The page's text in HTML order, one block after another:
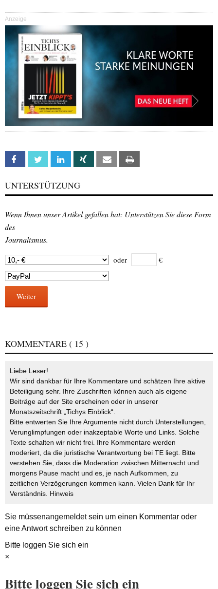
Anzeige
Facebook Twitter Linkedin Xing Email
UNTERSTÜTZUNG
Wenn Ihnen unser Artikel gefallen hat: Unterstützen Sie diese Form
des
Journalismus.
oder €
Weiter
KOMMENTARE ( 15 )
Liebe Leser!
Wir sind dankbar für Ihre Kommentare und schätzen Ihre aktive
Beteiligung sehr. Ihre Zuschriften können auch als eigene
Beiträge auf der Site erscheinen oder in unserer
Monatszeitschrift „Tichys Einblick“.
Bitte entwerten Sie Ihre Argumente nicht durch Unterstellungen,
Verunglimpfungen oder inakzeptable Worte und Links. Solche
Texte schalten wir nicht frei. Ihre Kommentare werden
moderiert, da die juristische Verantwortung bei TE liegt. Bitte
verstehen Sie, dass die Moderation zwischen Mitternacht und
morgens Pause macht und es, je nach Aufkommen, zu
zeitlichen Verzögerungen kommen kann. Vielen Dank für Ihr
Verständnis. Hinweis
Sie müssenangemeldetsein um einen Kommentar oder
eine Antwort schreiben zu können
Bitte loggen Sie sich ein
×
Bitte loggen Sie sich ein